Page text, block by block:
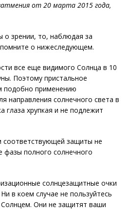
от 20 марта 2015 года,
о зрении, то, наблюдая за
о нижеследующем.
все еще видимого Солнца в 10
Поэтому пристальное
подобно применению
направления солнечного света в
глаза хрупкая и не подлежит
соответствующей защиты не
фазы полного солнечного
солнцезащитные очки
в коем случае не пользуйтесь
Они не защитят ваши